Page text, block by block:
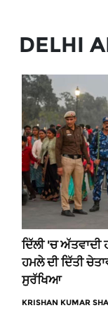
DELHI
ਦਿੱਲੀ 'ਚ
ਹਮਲੇ ਦੀ ਦਿੱਤੀ
ਸੁਰੱਖਿਆ
KRISHAN KUMAR